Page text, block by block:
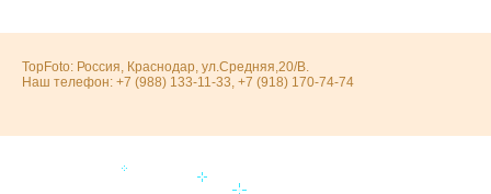
TopFoto: Россия, Краснодар, ул.Средняя,20/В.
Наш телефон: +7 (988) 133-11-33, +7 (918) 170-74-74